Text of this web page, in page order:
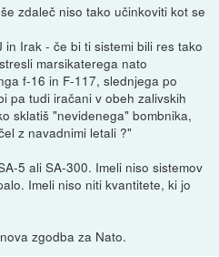
zdaleč niso tako učinkoviti kot se
Irak - če bi ti sistemi bili res tako
marsikaterega nato
f-16 in F-117, slednjega po
pa tudi iračani v obeh zalivskih
sklatiš "nevidenega" bombnika,
z navadnimi letali ?"
5 ali SA-300. Imeli niso sistemov
Imeli niso niti kvantitete, ki jo
zgodba za Nato.